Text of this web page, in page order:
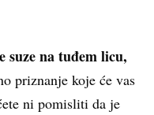
suze na tuđem licu,
priznanje koje će vas
ni pomisliti da je